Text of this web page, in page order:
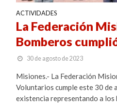
ACTIVIDADES
La Federación
Bomberos
30 de agosto de 2023
Misiones.- La Federación
Voluntarios cumple este 30 de
existencia representando a